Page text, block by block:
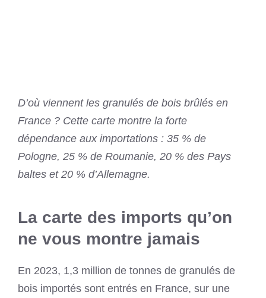
D’où viennent les granulés de bois brûlés en
France ? Cette carte montre la forte
dépendance aux importations : 35 % de
Pologne, 25 % de Roumanie, 20 % des Pays
baltes et 20 % d’Allemagne.
La carte des imports qu’on
ne vous montre jamais
En 2023, 1,3 million de tonnes de granulés de
bois importés sont entrés en France, sur une